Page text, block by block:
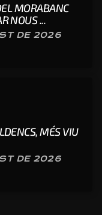
MORABANC
NOUS ...
DE 2026
MÉS VIU
DE 2026